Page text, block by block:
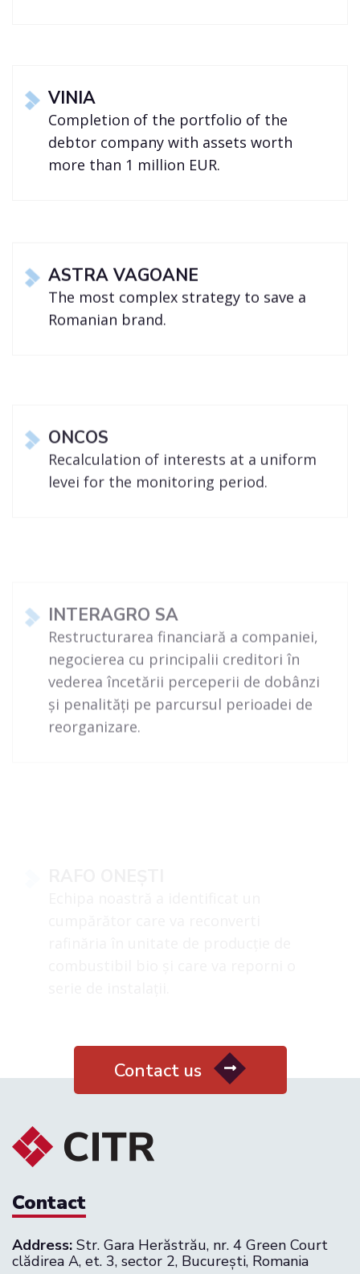
VINIA
Completion of the portfolio of the
debtor company with assets worth
more than 1 million EUR.
ASTRA VAGOANE
The most complex strategy to save a
Romanian brand.
ONCOS
Recalculation of interests at a uniform
levei for the monitoring period.
Restructurarea financiară a companiei,
negocierea cu principalii creditori în
vederea încetării perceperii de dobânzi
și penalități pe parcursul perioadei de
reorganizare.
Contact us
Contact
Address: Str. Gara Herăstrău, nr. 4 Green Court
clădirea A, et. 3, sector 2, București, Romania